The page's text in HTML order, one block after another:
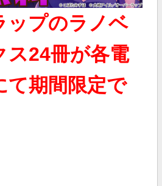
ップのラノベ
ス24冊が各電
て期間限定で